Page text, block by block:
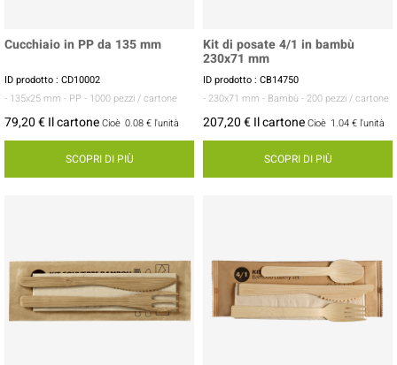
Cucchiaio in PP da 135 mm
ID prodotto : CD10002
- 135x25 mm - PP - 1000 pezzi / cartone
79,20 € Il cartoneCioè 0.08 € l'unità
SCOPRI DI PIÙ
Kit di posate 4/1 in bambù
230x71 mm
ID prodotto : CB14750
- 230x71 mm - Bambù - 200 pezzi / cartone
207,20 € Il cartoneCioè 1.04 € l'unità
SCOPRI DI PIÙ